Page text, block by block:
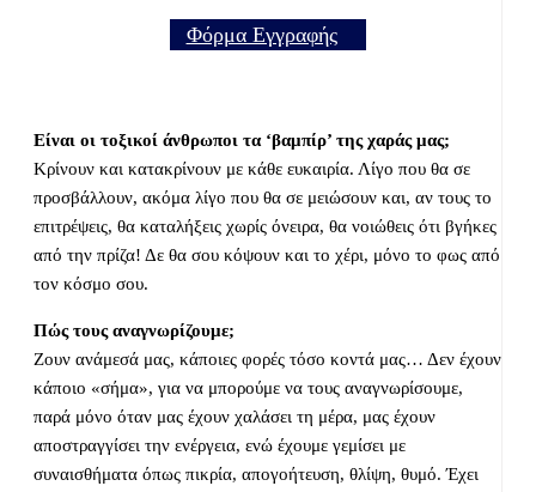
Φόρμα Εγγραφής
Είναι οι τοξικοί άνθρωποι τα ‘βαμπίρ’ της χαράς μας;
Κρίνουν και κατακρίνουν με κάθε ευκαιρία. Λίγο που θα σε
προσβάλλουν, ακόμα λίγο που θα σε μειώσουν και, αν τους το
επιτρέψεις, θα καταλήξεις χωρίς όνειρα, θα νοιώθεις ότι βγήκες
από την πρίζα! Δε θα σου κόψουν και το χέρι, μόνο το φως από
τον κόσμο σου.
Πώς τους αναγνωρίζουμε;
Ζουν ανάμεσά μας, κάποιες φορές τόσο κοντά μας… Δεν έχουν
κάποιο «σήμα», για να μπορούμε να τους αναγνωρίσουμε,
παρά μόνο όταν μας έχουν χαλάσει τη μέρα, μας έχουν
αποστραγγίσει την ενέργεια, ενώ έχουμε γεμίσει με
συναισθήματα όπως πικρία, απογοήτευση, θλίψη, θυμό. Έχει